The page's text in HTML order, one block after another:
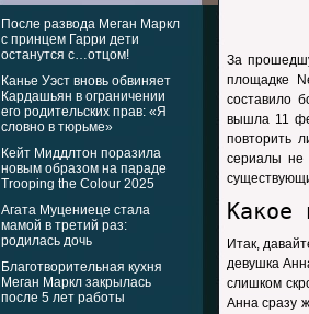
После развода Меган Маркл
с принцем Гарри дети
останутся с…отцом!
Канье Уэст вновь обвиняет
Кардашьян в ограничении
его родительских прав: «Я
словно в тюрьме»
Кейт Миддлтон поразила
новым образом на параде
Trooping the Colour 2025
Агата Муцениеце стала
мамой в третий раз:
родилась дочь
Благотворительная кухня
Меган Маркл закрылась
после 5 лет работы
За
площадке
составило
вышла 11
повторить
сериалы не
Какое
Итак,
девушка
слишком
Анна сразу